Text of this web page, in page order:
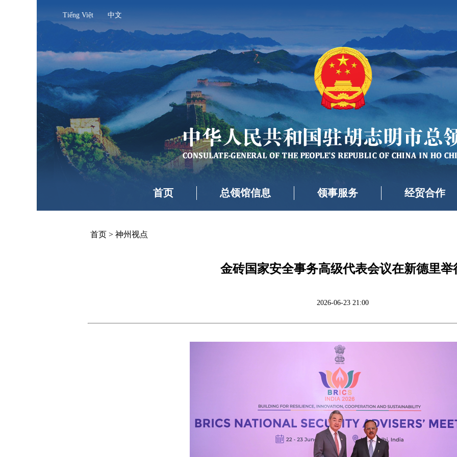
Tiếng Việt 中文
首页 总领馆信息 领事服务 经贸合作
首页 > 神州视点
金砖国家安全事务高级代表会议在新德里举
2026-06-23 21:00